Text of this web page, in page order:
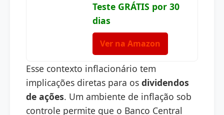
Teste GRÁTIS por 30
dias
Ver na Amazon
Esse contexto inflacionário tem
implicações diretas para os dividendos
de ações. Um ambiente de inflação sob
controle permite que o Banco Central